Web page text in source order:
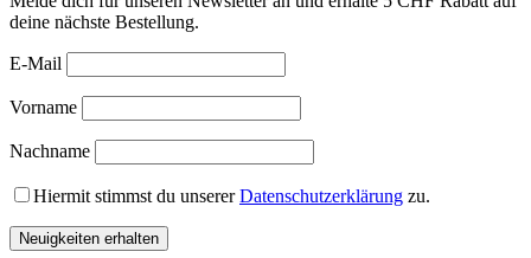
deine nächste Bestellung.
E-Mail
Vorname
Nachname
Hiermit stimmst du unsererDatenschutzerklärung zu.